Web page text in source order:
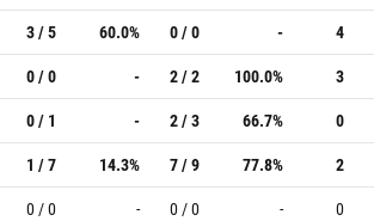
3 / 5 60.0% 0 / 0 - 4
0 / 0 - 2 / 2 100.0% 3
0 / 1 - 2 / 3 66.7% 0
1 / 7 14.3% 7 / 9 77.8% 2
0 / 0 - 0 / 0 - 0